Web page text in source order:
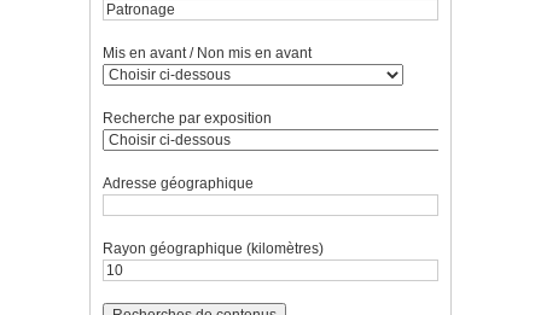
Mis en avant / Non mis en avant
Recherche par exposition
Adresse géographique
Rayon géographique (kilomètres)